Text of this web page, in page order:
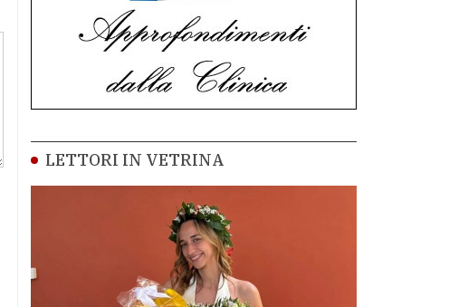
LETTORI IN VETRINA